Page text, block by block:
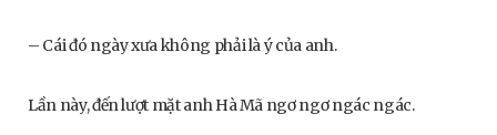
– Cái đó ngày xưa không phải là ý của anh.
Lần này, đến lượt mặt anh Hà Mã ngơ ngơ ngác ngác.